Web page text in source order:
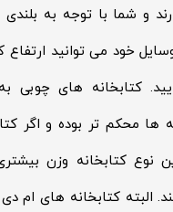
و شما با توجه به
خود می توانید ارتفاع
کتابخانه های چوبی
ها محکم تر بوده و اگر
نوع کتابخانه وزن
البته کتابخانه های ام